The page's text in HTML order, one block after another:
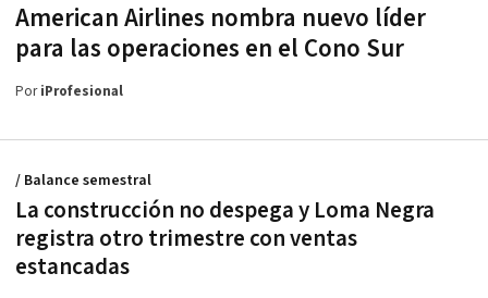
American Airlines nombra nuevo líder
para las operaciones en el Cono Sur
PoriProfesional
La construcción no despega y Loma Negra
registra otro trimestre con ventas
estancadas
/ Balance semestral